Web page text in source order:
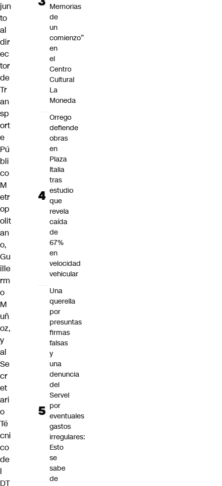
jun
to
al
dir
ec
tor
de
Tr
an
sp
ort
e
Pú
bli
co
M
etr
op
olit
an
o,
Gu
ille
rm
o
M
uñ
oz,
y
al
Se
cr
et
ari
o
Té
cni
co
de
l
DT
Memorias
de
un
comienzo”
en
el
Centro
Cultural
La
Moneda
Orrego
defiende
obras
en
Plaza
Italia
tras
estudio
que
revela
caída
de
67%
en
velocidad
vehicular
Una
querella
por
presuntas
firmas
falsas
y
una
denuncia
del
Servel
por
eventuales
gastos
irregulares:
Esto
se
sabe
de